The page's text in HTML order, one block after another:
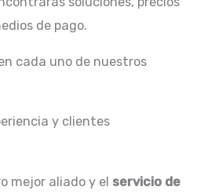
de pago.
cada uno de nuestros
y clientes
mejor aliado y el servicio de